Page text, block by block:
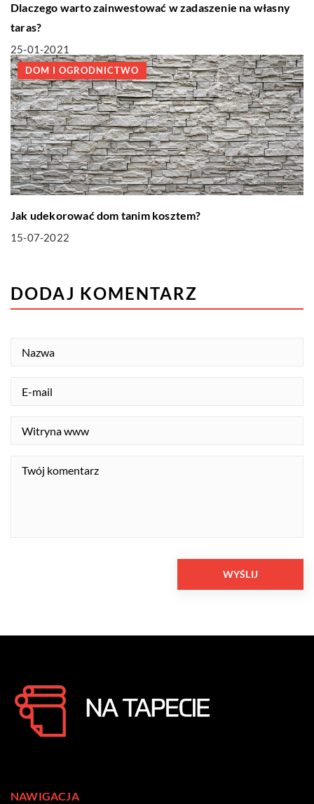
Dlaczego warto zainwestować w zadaszenie na własny
taras?
25-01-2021
DOM I OGRODNICTWO
Jak udekorować dom tanim kosztem?
15-07-2022
DODAJ KOMENTARZ
NAWIGACJA